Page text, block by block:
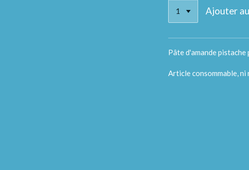
Ajouter
Pâte d'amande
Article consommable, ni